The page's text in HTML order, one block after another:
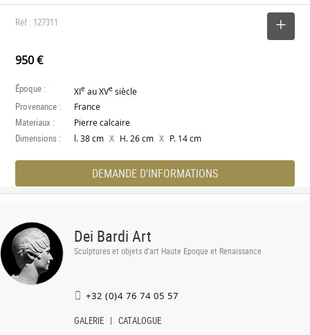
Réf : 127311
950 €
Époque : XIe au XVe siècle
Provenance : France
Materiaux : Pierre calcaire
Dimensions : l. 38 cm X H. 26 cm X P. 14 cm
DEMANDE D'INFORMATIONS
Dei Bardi Art
Sculptures et objets d'art Haute Epoque et Renaissance
+32 (0)4 76 74 05 57
GALERIE CATALOGUE